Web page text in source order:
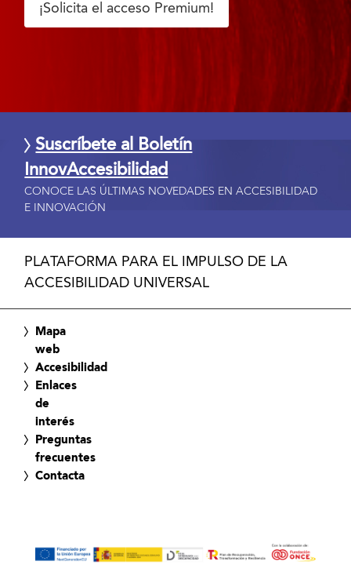
¡Solicita el acceso Premium!
Suscríbete al Boletín
InnovAccesibilidad
CONOCE LAS ÚLTIMAS NOVEDADES EN ACCESIBILIDAD
E INNOVACIÓN
PLATAFORMA PARA EL IMPULSO DE LA
ACCESIBILIDAD UNIVERSAL
Mapa
web
Accesibilidad
Enlaces
de
interés
Preguntas
frecuentes
Contacta